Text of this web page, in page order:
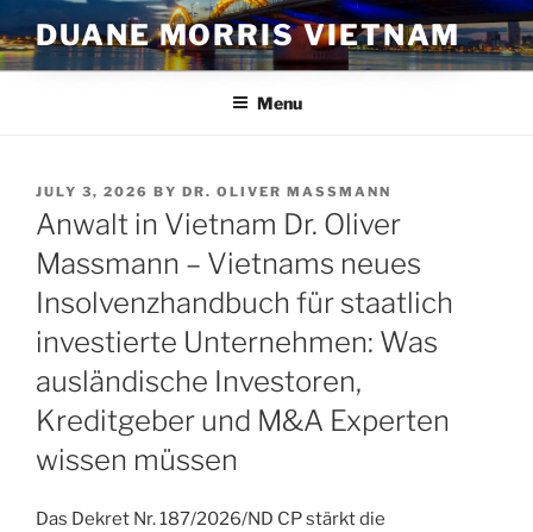
to
content
DUANE MORRIS VIETNAM
Menu
POSTED
ON
JULY 3, 2026 BY DR. OLIVER MASSMANN
Anwalt in Vietnam Dr. Oliver
Massmann – Vietnams neues
Insolvenzhandbuch für staatlich
investierte Unternehmen: Was
ausländische Investoren,
Kreditgeber und M&A Experten
wissen müssen
Das Dekret Nr. 187/2026/ND CP stärkt die